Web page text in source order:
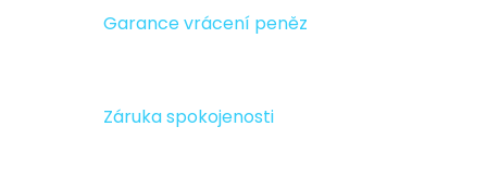
Garance vrácení peněz
Záruka spokojenosti